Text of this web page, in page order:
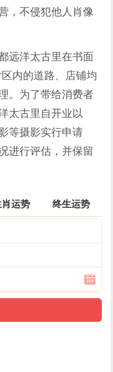
，不侵犯他人肖像
远洋太古里在书面
内的道路、店铺均
。为了带给消费者
太古里自开业以
等摄影实行申请
进行评估，并保留
肖运势 终生运势